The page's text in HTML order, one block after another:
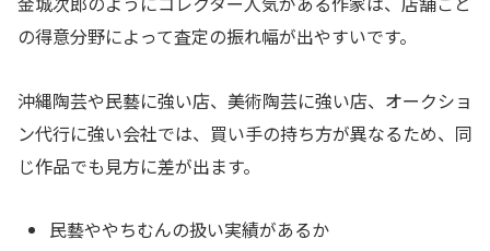
の得意分野によって査定の振れ幅が出やすいです。
沖縄陶芸や民藝に強い店、美術陶芸に強い店、オークショ
ン代行に強い会社では、買い手の持ち方が異なるため、同
じ作品でも見方に差が出ます。
民藝ややちむんの扱い実績があるか